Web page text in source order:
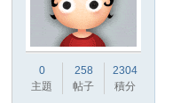
0
主題
258
帖子
2304
積分